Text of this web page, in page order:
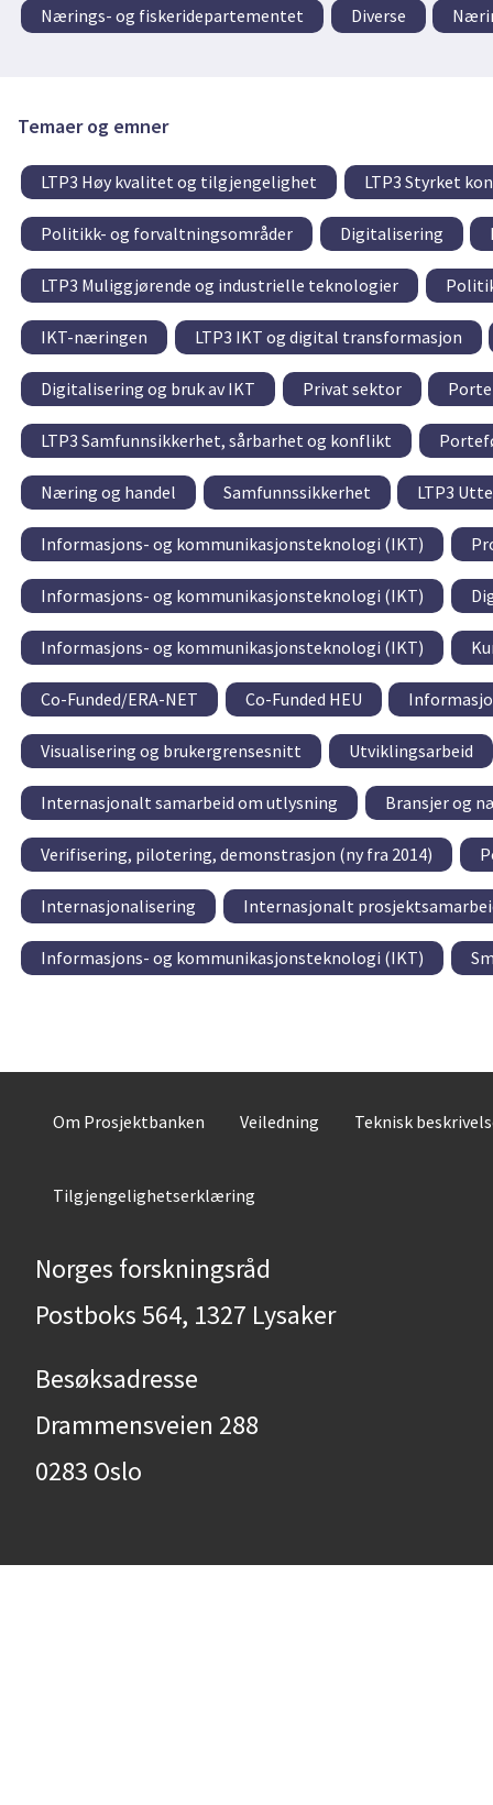
Nærings- og fiskeridepartementet Diverse
Temaer og emner
LTP3 Høy kvalitet og tilgjengelighet LTP3 Styrket
Politikk- og forvaltningsområder Digitalisering
LTP3 Muliggjørende og industrielle teknologier
IKT-næringen LTP3 IKT og digital transformasjon
Digitalisering og bruk av IKT Privat sektor
LTP3 Samfunnsikkerhet, sårbarhet og konflikt
Næring og handel Samfunnssikkerhet LTP3
Informasjons- og kommunikasjonsteknologi (IKT)
Informasjons- og kommunikasjonsteknologi (IKT)
Informasjons- og kommunikasjonsteknologi (IKT)
Co-Funded/ERA-NET Co-Funded HEU
Visualisering og brukergrensesnitt Utviklingsarbeid
Internasjonalt samarbeid om utlysning Bransjer og
Verifisering, pilotering, demonstrasjon (ny fra 2014)
Internasjonalisering Internasjonalt
Informasjons- og kommunikasjonsteknologi (IKT)
Om Prosjektbanken Veiledning Teknisk
Tilgjengelighetserklæring
Norges forskningsråd
Postboks 564, 1327 Lysaker
Besøksadresse
Drammensveien 288
0283 Oslo